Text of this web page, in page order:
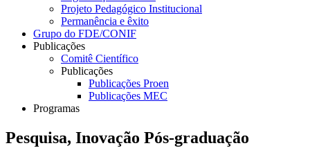
Projeto Pedagógico Institucional
Permanência e êxito
Grupo do FDE/CONIF
Publicações
Comitê Científico
Publicações
Publicações Proen
Publicações MEC
Programas
Pesquisa, Inovação Pós-graduação